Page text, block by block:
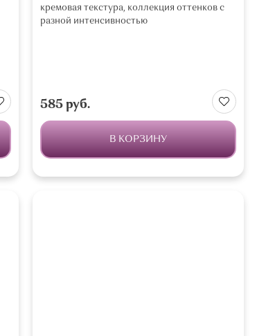
кремовая текстура, коллекция оттенков с
разной интенсивностью
585 руб.
В КОРЗИНУ